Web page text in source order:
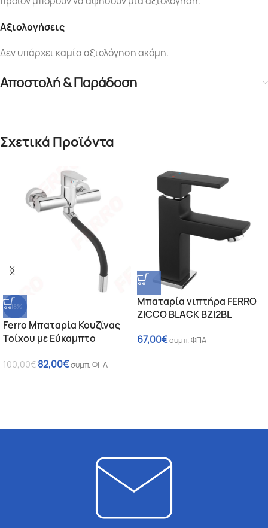
Αξιολογήσεις
Δεν υπάρχει καμία αξιολόγηση ακόμη.
Αποστολή & Παράδοση
Σχετικά Προϊόντα
-18%
Ferro Μπαταρία Κουζίνας
Τοίχου με Εύκαμπτο
Χρωμέ Μαύρο
100,00€ 82,00€συμπ. ΦΠΑ
Μπαταρία νιπτήρα FERRO
ZICCO BLACK BZI2BL
67,00€συμπ. ΦΠΑ